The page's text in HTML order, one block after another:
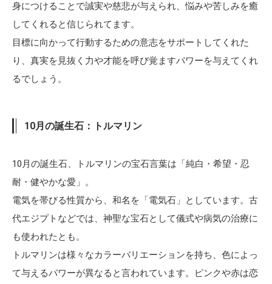
身につけることで誠実や慈悲が与えられ、悩みや苦しみを癒
してくれると信じられてます。
目標に向かって行動するための意志をサポートしてくれた
り、真実を見抜く力や才能を呼び覚ますパワーを与えてくれ
るでしょう。
10月の誕生石：トルマリン
10月の誕生石、トルマリンの宝石言葉は「純白・希望・忍
耐・健やかな愛」。
電気を帯びる性質から、和名を「電気石」としています。古
代エジプトなどでは、神聖な宝石として儀式や病気の治療に
も使われたとも。
トルマリンは様々なカラーバリエーションを持ち、色によっ
て与えるパワーが異なると言われています。ピンクや赤は恋